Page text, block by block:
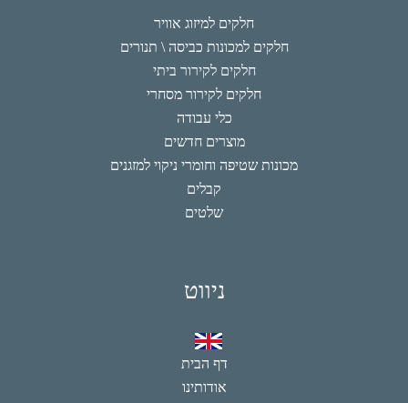
חלקים למיזוג אוויר
חלקים למכונות כביסה \ תנורים
חלקים לקירור ביתי
חלקים לקירור מסחרי
כלי עבודה
מוצרים חדשים
מכונות שטיפה וחומרי ניקוי למזגנים
קבלים
שלטים
ניווט
דף הבית
אודותינו